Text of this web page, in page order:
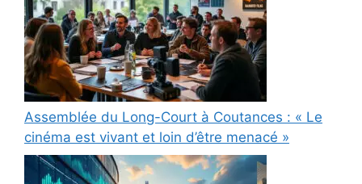
Assemblée du Long-Court à Coutances : « Le
cinéma est vivant et loin d’être menacé »